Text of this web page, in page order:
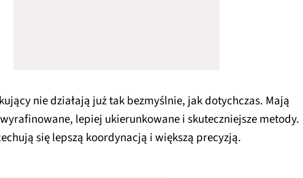
nie działają już tak bezmyślnie, jak dotychczas. Mają
lepiej ukierunkowane i skuteczniejsze metody.
się lepszą koordynacją i większą precyzją.